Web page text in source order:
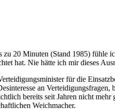
20 Minuten (Stand 1985) fühle
hat. Nie hätte ich mir dieses
für die
an
bereits seit Jahren nicht
Weichmacher.